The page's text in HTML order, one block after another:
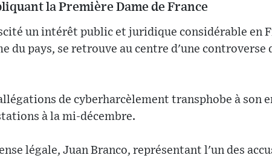
la Première Dame de France
un intérêt public et juridique considérable en
du pays, se retrouve au centre d'une controverse
de cyberharcèlement transphobe à son
à la mi-décembre.
légale, Juan Branco, représentant l'un des